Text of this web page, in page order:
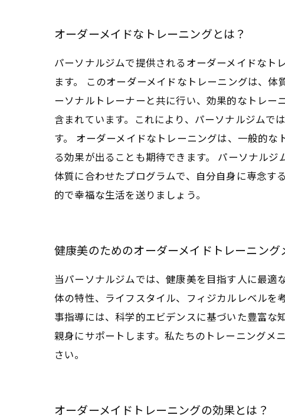
オーダーメイドなトレーニングとは？
パーソナルジムで提供されるオーダーメイドなト
ます。 このオーダーメイドなトレーニングは、
ーソナルトレーナーと共に行い、効果的なトレー
含まれています。これにより、パーソナルジムで
す。 オーダーメイドなトレーニングは、一般的
る効果が出ることも期待できます。 パーソナル
体質に合わせたプログラムで、自分自身に専念す
的で幸福な生活を送りましょう。
健康美のためのオーダーメイドトレーニング
当パーソナルジムでは、健康美を目指す人に最適
体の特性、ライフスタイル、フィジカルレベルを
事指導には、科学的エビデンスに基づいた豊富な
親身にサポートします。私たちのトレーニングメ
さい。
オーダーメイドトレーニングの効果とは？